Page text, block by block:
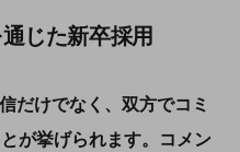
じた新卒採用
だけでなく、双方でコミ
が挙げられます。コメン